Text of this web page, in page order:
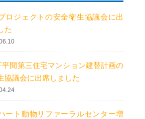
ロジェクトの安全衛生協議会に出
た
平間第三住宅マンション建替計画の
協議会に出席しました
ート動物リファーラルセンター増